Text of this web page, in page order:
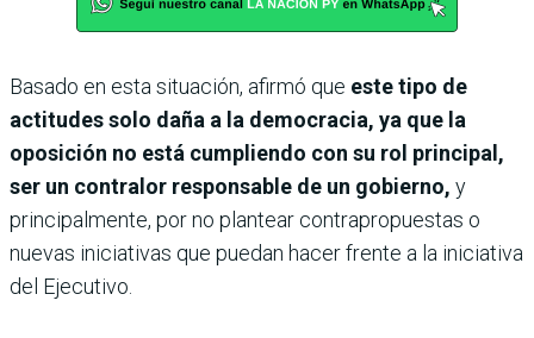
Basado en esta situación, afirmó que este tipo de
actitudes solo daña a la democracia, ya que la
oposición no está cumpliendo con su rol principal,
ser un contralor responsable de un gobierno, y
principalmente, por no plantear contrapropuestas o
nuevas iniciativas que puedan hacer frente a la iniciativa
del Ejecutivo.